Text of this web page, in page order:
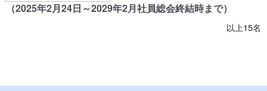
（2025年2月24日～2029年2月社員総会終結時まで）
以上15名